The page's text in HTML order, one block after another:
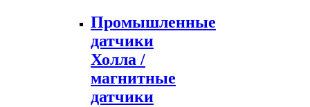
Промышленные
датчики
Холла /
магнитные
датчики